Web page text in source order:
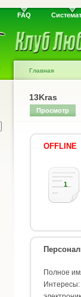
FAQ
Главная
13Kras
Просмотр
OFFLINE
1
Полное
Интересы: